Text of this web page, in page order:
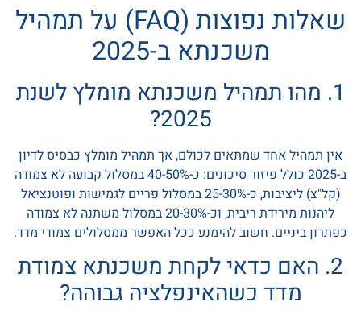
שאלות נפוצות (FAQ) על תמהיל
משכנתא ב-2025
1. מהו תמהיל משכנתא מומלץ לשנת
2025?
אין תמהיל אחד שמתאים לכולם, אך תמהיל מומלץ כבסיס לדיון
ב-2025 כולל פיזור סיכונים: כ-40-50% במסלול קבועה לא צמודה
(קל"צ) ליציבות, כ-25-30% במסלול פריים לגמישות ופוטנציאל
ליהנות מירידת ריבית, וכ-20-30% במסלול משתנה לא צמודה
כפתרון ביניים. חשוב להימנע ככל האפשר ממסלולים צמודי מדד.
2. האם כדאי לקחת משכנתא צמודת
מדד כשהאינפלציה גבוהה?